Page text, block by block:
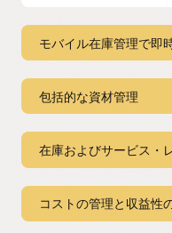
モバイル在庫管理で即
導入
可視性を高めて需要と
をより正確に予測し、在
すべての主要な在庫取
すべての在庫保管場所で
循環棚卸、移送、発行な
包括的な資材管理
雑なグローバル・サプラ
自動化、効率化および制
トを保証し、収益を守り
可視性とフルフィルメ
在庫およびサービス・
ト・サービス・レベルを
満足度を提供して、コス
コストの管理と収益性